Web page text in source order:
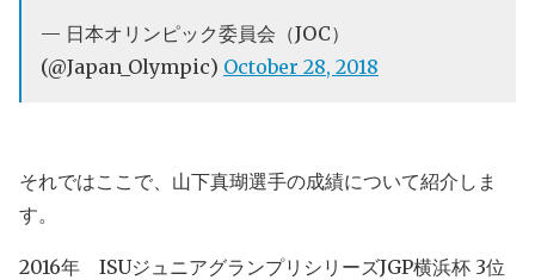
— 日本オリンピック委員会（JOC）
(@Japan_Olympic) October 28, 2018
それではここで、山下真瑚選手の成績について紹介しま
す。
2016年 ISUジュニアグランプリシリーズJGP横浜杯 3位